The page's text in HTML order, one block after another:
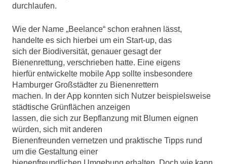
durchlaufen.
Wie der Name „Beelance“ schon erahnen lässt,
handelte es sich hierbei um ein Start-up, das
sich der Biodiversität, genauer gesagt der
Bienenrettung, verschrieben hatte. Eine eigens
hierfür entwickelte mobile App sollte insbesondere
Hamburger Großstädter zu Bienenrettern
machen. In der App konnten sich Nutzer beispielsweise
städtische Grünflächen anzeigen
lassen, die sich zur Bepflanzung mit Blumen eignen
würden, sich mit anderen
Bienenfreunden vernetzen und praktische Tipps rund
um die Gestaltung einer